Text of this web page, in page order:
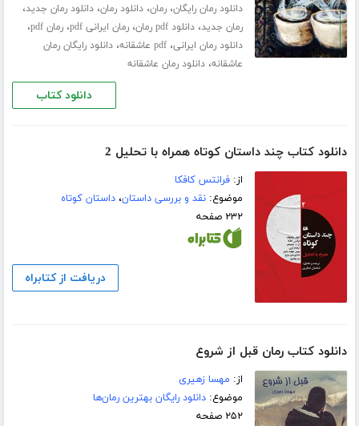
دانلود رمان رایگان،رمان،دانلود رمان،دانلود رمان جدید،
رمان جدید،دانلود pdf رمان ،رمان ایرانی pdf ،رمان pdf ،
دانلود رمان ایرانی،pdf عاشقانه ،دانلود رایگان رمان
عاشقانه،دانلود رمان عاشقانه
دانلود کتاب
دانلود کتاب چند داستان کوتاه همراه با تحلیل 2
از:فرانتس کافکا
موضوع:نقد و بررسی داستان،داستان کوتاه
۲۳۲ صفحه
دریافت از کتابراه
دانلود کتاب رمان قبل از شروع
از: مهسا زهیری
موضوع:دانلود رایگان بهترین رمان‌ها
۲۵۲ صفحه